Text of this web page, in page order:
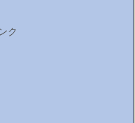
ク